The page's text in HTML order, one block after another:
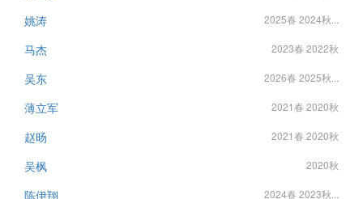
姚涛 2025春 2024秋...
马杰 2023春 2022秋
吴东 2026春 2025秋...
薄立军 2021春 2020秋
赵旸 2021春 2020秋
吴枫 2020秋
陈伊翔 2024春 2023秋...